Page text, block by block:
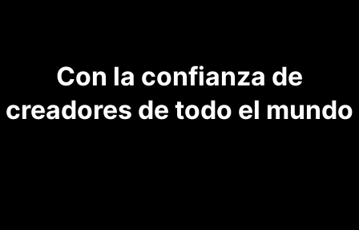
Con la confianza de
creadores de todo el mundo